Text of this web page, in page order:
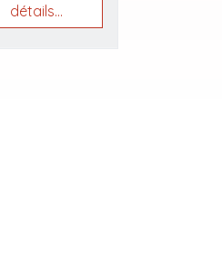
détails...